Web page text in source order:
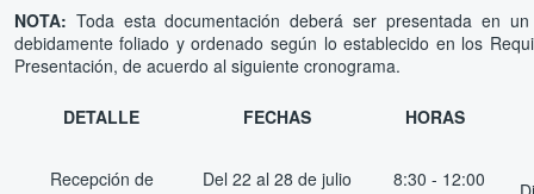
NOTA: Toda esta documentación deberá ser presentada en
debidamente foliado y ordenado según lo establecido en los
Presentación, de acuerdo al siguiente cronograma.
DETALLE FECHAS HORAS
Recepción de
Del 22 al 28 de julio
8:30 - 12:00